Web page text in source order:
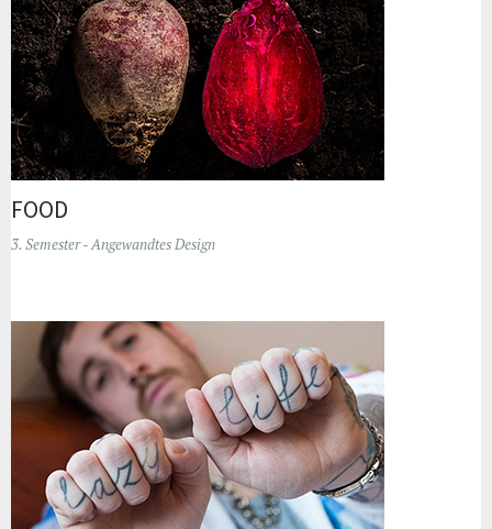
FOOD
3. Semester - Angewandtes Design